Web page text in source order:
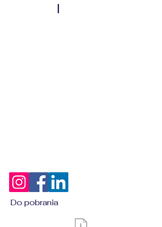
l
Do pobrania